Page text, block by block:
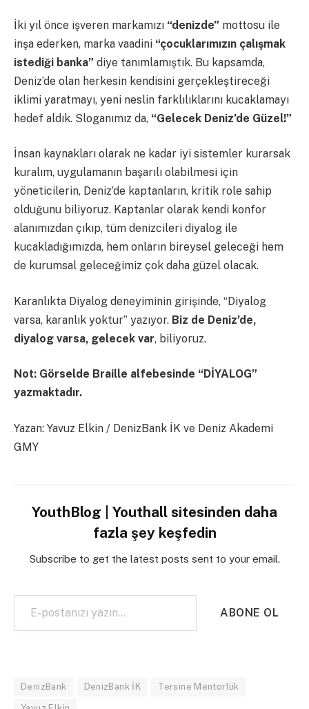
İki yıl önce işveren markamızı “denizde” mottosu ile
inşa ederken, marka vaadini “çocuklarımızın çalışmak
istediği banka” diye tanımlamıştık. Bu kapsamda,
Deniz’de olan herkesin kendisini gerçekleştireceği
iklimi yaratmayı, yeni neslin farklılıklarını kucaklamayı
hedef aldık. Sloganımız da, “Gelecek Deniz’de Güzel!”
İnsan kaynakları olarak ne kadar iyi sistemler kurarsak
kuralım, uygulamanın başarılı olabilmesi için
yöneticilerin, Deniz’de kaptanların, kritik role sahip
olduğunu biliyoruz. Kaptanlar olarak kendi konfor
alanımızdan çıkıp, tüm denizcileri diyalog ile
kucakladığımızda, hem onların bireysel geleceği hem
de kurumsal geleceğimiz çok daha güzel olacak.
Karanlıkta Diyalog deneyiminin girişinde, “Diyalog
varsa, karanlık yoktur” yazıyor. Biz de Deniz’de,
diyalog varsa, gelecek var, biliyoruz.
Not: Görselde Braille alfebesinde “DİYALOG”
yazmaktadır.
Yazan: Yavuz Elkin / DenizBank İK ve Deniz Akademi
GMY
YouthBlog | Youthall sitesinden daha
fazla şey keşfedin
Subscribe to get the latest posts sent to your email.
E-postanızı yazın…
ABONE OL
DenizBank DenizBank İK Tersine Mentorlük